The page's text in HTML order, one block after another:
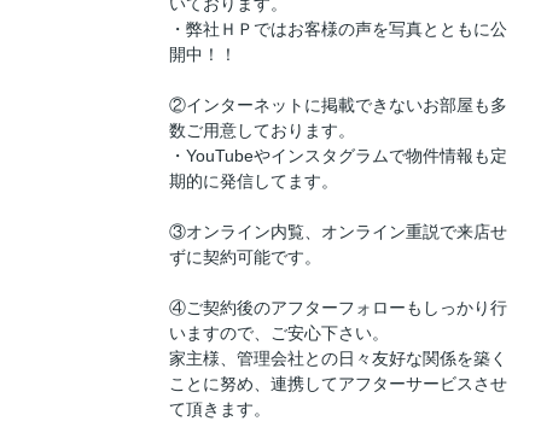
いております。
・弊社ＨＰではお客様の声を写真とともに公
開中！！
②インターネットに掲載できないお部屋も多
数ご用意しております。
・YouTubeやインスタグラムで物件情報も定
期的に発信してます。
③オンライン内覧、オンライン重説で来店せ
ずに契約可能です。
④ご契約後のアフターフォローもしっかり行
いますので、ご安心下さい。
家主様、管理会社との日々友好な関係を築く
ことに努め、連携してアフターサービスさせ
て頂きます。